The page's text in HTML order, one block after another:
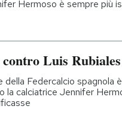
Hermoso è sempre più
Luis
della Federcalcio spagnola
la calciatrice Jennifer